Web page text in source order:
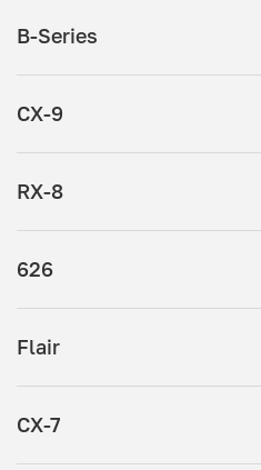
B-Series
CX-9
RX-8
626
Flair
CX-7